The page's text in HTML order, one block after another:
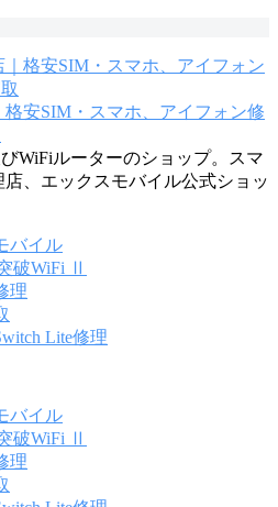
安SIM・スマホ、アイフォン修
WiFiルーターのショップ。スマ
、エックスモバイル公式ショッ
バイル
破WiFi Ⅱ
理
Lite修理
バイル
破WiFi Ⅱ
理